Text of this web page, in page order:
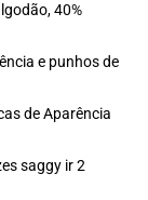
40%
e punhos de
de Aparência
saggy ir 2